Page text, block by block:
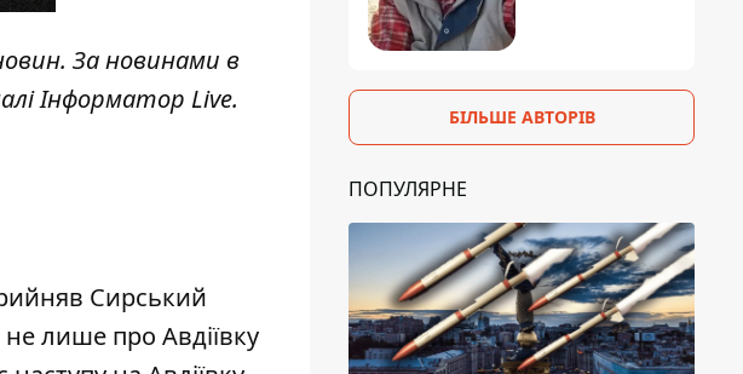
За новинами в
Інформатор Live.
Сирський
лише про Авдіївку
БІЛЬШЕ АВТОРІВ
ПОПУЛЯРНЕ